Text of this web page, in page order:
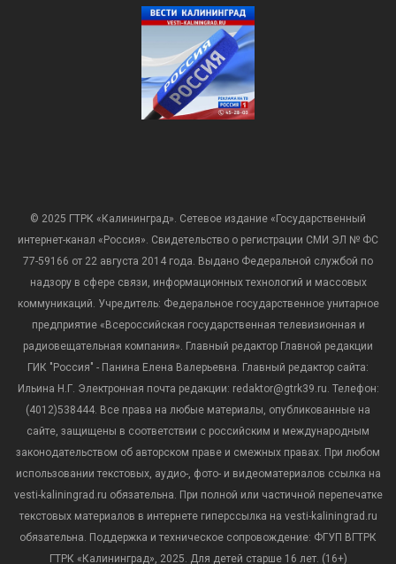
© 2025 ГТРК «Калининград». Сетевое издание «Государственный
интернет-канал «Россия». Свидетельство о регистрации СМИ ЭЛ № ФС
77-59166 от 22 августа 2014 года. Выдано Федеральной службой по
надзору в сфере связи, информационных технологий и массовых
коммуникаций. Учредитель: Федеральное государственное унитарное
предприятие «Всероссийская государственная телевизионная и
радиовещательная компания». Главный редактор Главной редакции
ГИК "Россия" - Панина Елена Валерьевна. Главный редактор сайта:
Ильина Н.Г. Электронная почта редакции: redaktor@gtrk39.ru. Телефон:
(4012)538444. Все права на любые материалы, опубликованные на
сайте, защищены в соответствии с российским и международным
законодательством об авторском праве и смежных правах. При любом
использовании текстовых, аудио-, фото- и видеоматериалов ссылка на
vesti-kaliningrad.ru обязательна. При полной или частичной перепечатке
текстовых материалов в интернете гиперссылка на vesti-kaliningrad.ru
обязательна. Поддержка и техническое сопровождение: ФГУП ВГТРК
ГТРК «Калининград», 2025. Для детей старше 16 лет. (16+)